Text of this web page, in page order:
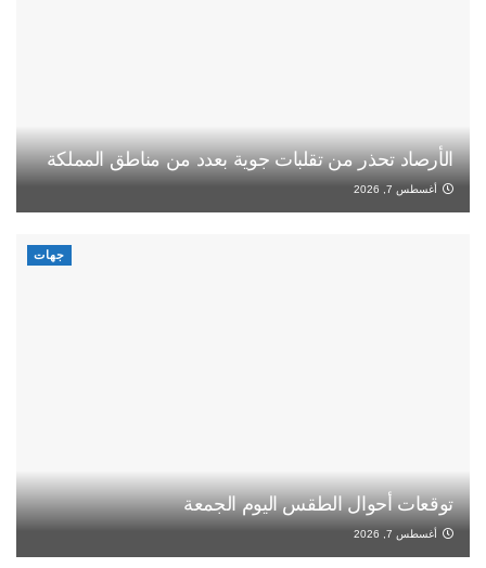
الأرصاد تحذر من تقلبات جوية بعدد من مناطق المملكة
أغسطس 7, 2026
جهات
توقعات أحوال الطقس اليوم الجمعة
أغسطس 7, 2026